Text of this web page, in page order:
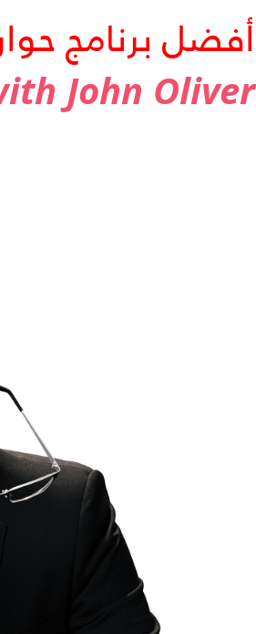
أفضل برنامج
John Oliver